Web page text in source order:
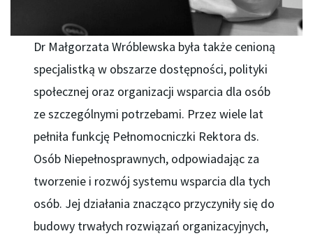
Dr Małgorzata Wróblewska była także cenioną
specjalistką w obszarze dostępności, polityki
społecznej oraz organizacji wsparcia dla osób
ze szczególnymi potrzebami. Przez wiele lat
pełniła funkcję Pełnomocniczki Rektora ds.
Osób Niepełnosprawnych, odpowiadając za
tworzenie i rozwój systemu wsparcia dla tych
osób. Jej działania znacząco przyczyniły się do
budowy trwałych rozwiązań organizacyjnych,